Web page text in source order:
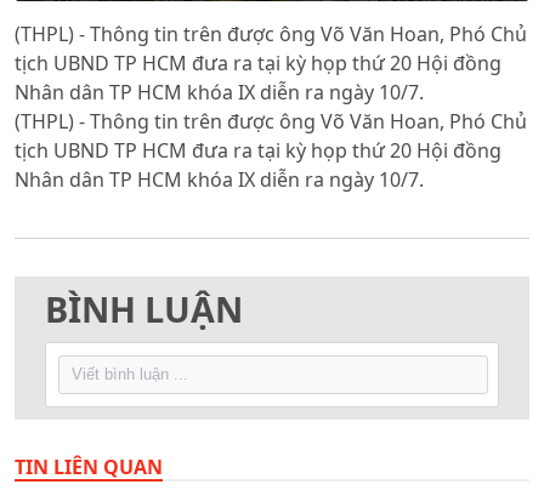
10s
10s
(THPL) - Thông tin trên được ông Võ Văn Hoan, Phó Chủ
tịch UBND TP HCM đưa ra tại kỳ họp thứ 20 Hội đồng
Nhân dân TP HCM khóa IX diễn ra ngày 10/7.
(THPL) - Thông tin trên được ông Võ Văn Hoan, Phó Chủ
tịch UBND TP HCM đưa ra tại kỳ họp thứ 20 Hội đồng
Nhân dân TP HCM khóa IX diễn ra ngày 10/7.
BÌNH LUẬN
TIN LIÊN QUAN